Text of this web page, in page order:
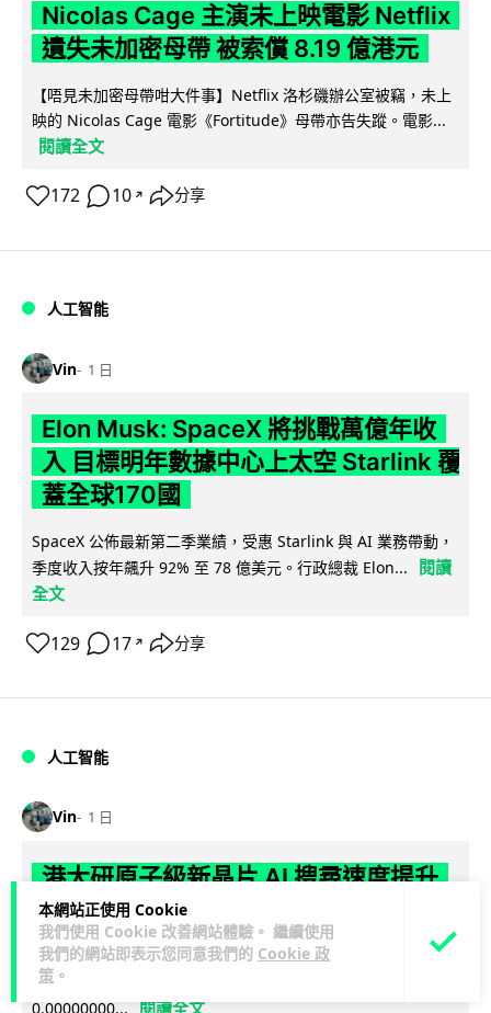
本網站正使用 Cookie
我們使用 Cookie 改善網站體驗。 繼續使用
我們的網站即表示您同意我們的 Cookie 政
策 。
Nicolas Cage 主演未上映電影 Netflix
遺失未加密母帶 被索償 8.19 億港元
【唔見未加密母帶咁大件事】Netflix 洛杉磯辦公室被竊，未上
映的 Nicolas Cage 電影《Fortitude》母帶亦告失蹤。電影...
閱讀全文
172 10 ↗ 分享
人工智能
Vin 1 日
Elon Musk: SpaceX 將挑戰萬億年收
入 目標明年數據中心上太空 Starlink 覆
蓋全球170國
SpaceX 公佈最新第二季業績，受惠 Starlink 與 AI 業務帶動，
季度收入按年飆升 92% 至 78 億美元。行政總裁 Elon...
閱讀
全文
129 17 ↗ 分享
人工智能
Vin 1 日
港大研原子級新晶片 AI 搜尋速度提升
一億倍 手機人臉識別免上雲端
香港大學團隊成功研發原子級厚度的「模擬存內搜尋」晶片，
比傳統 CPU 搜尋速度快約 1 億倍，延遲低至 36 皮秒（即
0.00000000... 閱讀全文